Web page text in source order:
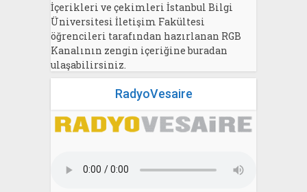
İçerikleri ve çekimleri İstanbul Bilgi
Üniversitesi İletişim Fakültesi
öğrencileri tarafından hazırlanan RGB
Kanalının zengin içeriğine buradan
ulaşabilirsiniz.
RadyoVesaire